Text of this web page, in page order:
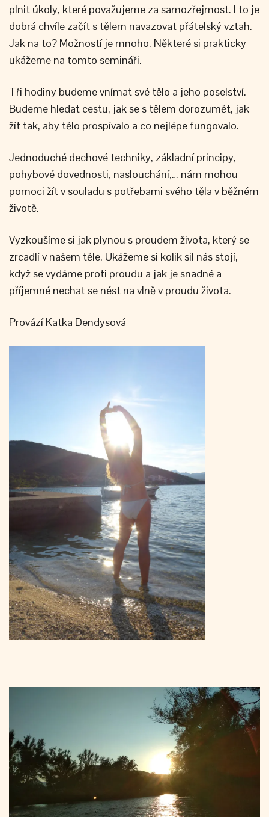
plnit úkoly, které považujeme za samozřejmost. I to je
dobrá chvíle začít s tělem navazovat přátelský vztah.
Jak na to? Možností je mnoho. Některé si prakticky
ukážeme na tomto semináři.
Tři hodiny budeme vnímat své tělo a jeho poselství.
Budeme hledat cestu, jak se s tělem dorozumět, jak
žít tak, aby tělo prospívalo a co nejlépe fungovalo.
Jednoduché dechové techniky, základní principy,
pohybové dovednosti, naslouchání,… nám mohou
pomoci žít v souladu s potřebami svého těla v běžném
životě.
Vyzkoušíme si jak plynou s proudem života, který se
zrcadlí v našem těle. Ukážeme si kolik sil nás stojí,
když se vydáme proti proudu a jak je snadné a
příjemné nechat se nést na vlně v proudu života.
Provází Katka Dendysová